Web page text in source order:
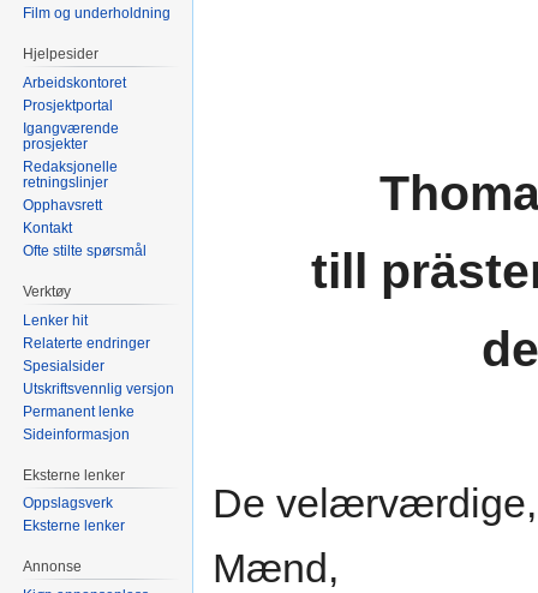
till
De
Mænd,
Film og underholdning
Hjelpesider
Arbeidskontoret
Prosjektportal
Igangværende
prosjekter
Redaksjonelle
retningslinjer
Opphavsrett
Kontakt
Ofte stilte spørsmål
Verktøy
Lenker hit
Relaterte endringer
Spesialsider
Utskriftsvennlig versjon
Permanent lenke
Sideinformasjon
Eksterne lenker
Oppslagsverk
Eksterne lenker
Annonse